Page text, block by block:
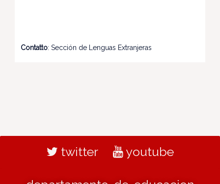
Contatto: Sección de Lenguas Extranjeras
twitter youtube